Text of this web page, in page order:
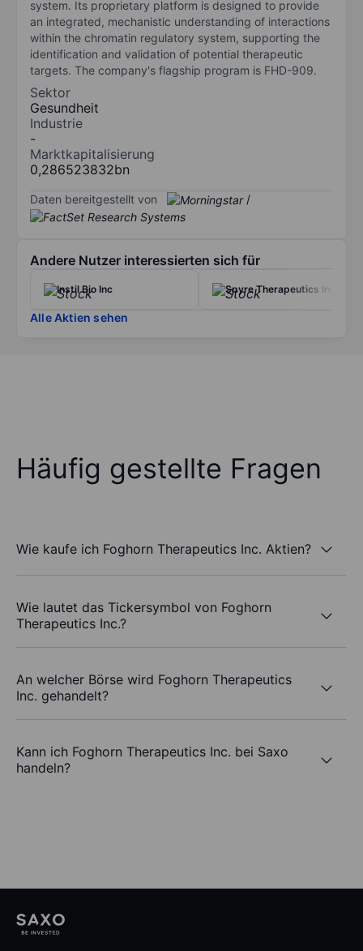
system. Its proprietary platform is designed to provide
an integrated, mechanistic understanding of interactions
within the chromatin regulatory system, supporting the
identification and validation of potential therapeutic
targets. The company's flagship program is FHD-909.
Sektor
Gesundheit
Industrie
-
Marktkapitalisierung
0,286523832bn
Daten bereitgestellt von /
Andere Nutzer interessierten sich für
Instil Bio Inc Spyre Therapeutics Inc.
Alle Aktien sehen
Häufig gestellte Fragen
Wie kaufe ich Foghorn Therapeutics Inc. Aktien?
Wie lautet das Tickersymbol von Foghorn
Therapeutics Inc.?
An welcher Börse wird Foghorn Therapeutics
Inc. gehandelt?
Kann ich Foghorn Therapeutics Inc. bei Saxo
handeln?